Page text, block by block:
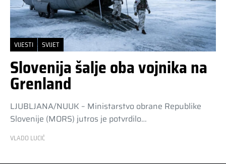
VIJESTI SVIJET
Slovenija šalje oba vojnika na
Grenland
LJUBLJANA/NUUK – Ministarstvo obrane Republike
Slovenije (MORS) jutros je potvrdilo…
VLADO LUCIĆ